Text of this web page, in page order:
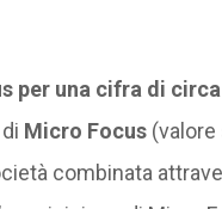
per una cifra di
Micro Focus(valore
combinata